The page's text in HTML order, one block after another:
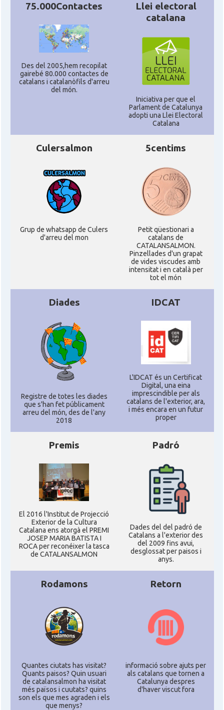
75.000Contactes
Des del 2005,hem recopilat
gairebé 80.000 contactes de
catalans i catalanòfils d'arreu
del món.
Llei electoral
catalana
Iniciativa per que el
Parlament de Catalunya
adopti una Llei Electoral
Catalana
Culersalmon
Grup de whatsapp de Culers
d'arreu del mon
5centims
Petit qüestionari a
catalans de
CATALANSALMON.
Pinzellades d'un grapat
de vides viscudes amb
intensitat i en català per
tot el món
Diades
Registre de totes les diades
que s'han fet públicament
arreu del món, des de l'any
2018
IDCAT
L'IDCAT és un Certificat
Digital, una eina
imprescindible per als
catalans de l'exterior, ara,
i més encara en un futur
proper
Premis
El 2016 l'Institut de Projecció
Exterior de la Cultura
Catalana ens atorgà el PREMI
JOSEP MARIA BATISTA I
ROCA per reconéixer la tasca
de CATALANSALMON
Padró
Dades del del padró de
Catalans a l'exterior des
del 2009 fins avui,
desglossat per paisos i
anys.
Rodamons
Quantes ciutats has visitat?
Quants paisos? Quin usuari
de catalansalmon ha visitat
més països i cuutats? quins
son els que mes agraden i els
que menys?
Retorn
informació sobre ajuts per
als catalans que tornen a
Catalunya despres
d'haver viscut fora